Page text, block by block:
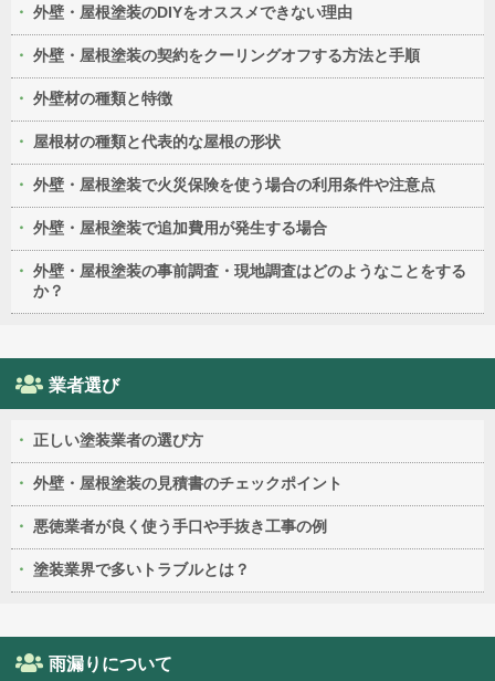
外壁・屋根塗装のDIYをオススメできない理由
外壁・屋根塗装の契約をクーリングオフする方法と手順
外壁材の種類と特徴
屋根材の種類と代表的な屋根の形状
外壁・屋根塗装で火災保険を使う場合の利用条件や注意点
外壁・屋根塗装で追加費用が発生する場合
外壁・屋根塗装の事前調査・現地調査はどのようなことをする
か？
業者選び
正しい塗装業者の選び方
外壁・屋根塗装の見積書のチェックポイント
悪徳業者が良く使う手口や手抜き工事の例
塗装業界で多いトラブルとは？
雨漏りについて